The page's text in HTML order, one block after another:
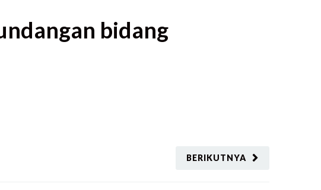
bidang
BERIKUTNYA